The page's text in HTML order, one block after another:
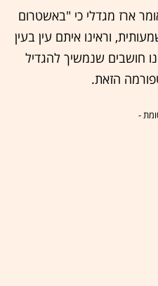
ארז מגדלי כי "באשטרום
וראינו איתם עין בעין
חושבים שנמשיך להגדיל
הזאת.
-